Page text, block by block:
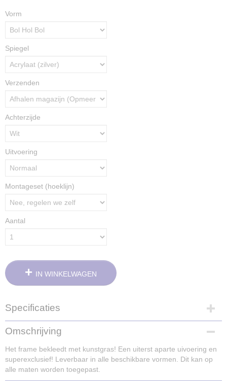
Vorm
Spiegel
Verzenden
Achterzijde
Uitvoering
Montageset (hoeklijn)
Aantal
IN WINKELWAGEN
Specificaties
Productcode
275-582
Omschrijving
Het frame bekleedt met kunstgras! Een uiterst aparte uivoering en
superexclusief! Leverbaar in alle beschikbare vormen. Dit kan op
alle maten worden toegepast.